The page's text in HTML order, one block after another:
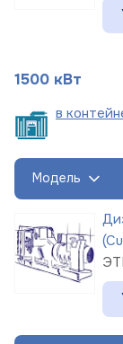
1500 кВт
в
Модель